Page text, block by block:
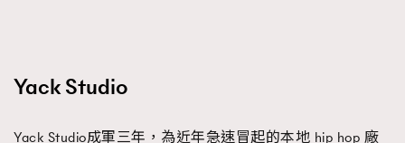
Yack Studio
Yack Studio成軍三年，為近年急速冒起的本地 hip hop 廠